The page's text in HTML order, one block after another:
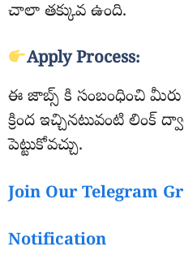
చాలా తక్కువ ఉంది.
Apply Process:
ఈ జాబ్స్ కి సంబంధించి మీరు
క్రింద ఇచ్చినటువంటి లింక్
పెట్టుకోవచ్చు.
Join Our Telegram
Notification